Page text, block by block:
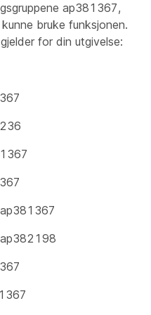
ap381367,
bruke funksjonen.
for din utgivelse: